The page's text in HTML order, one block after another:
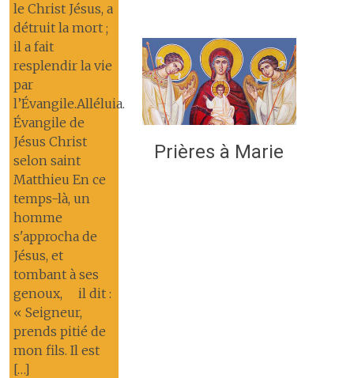
le Christ Jésus, a
détruit la mort ;
il a fait
resplendir la vie
par
l’Évangile.Alléluia.
Évangile de
Jésus Christ
selon saint
Matthieu En ce
temps-là, un
homme
s'approcha de
Jésus, et
tombant à ses
genoux, il dit :
« Seigneur,
prends pitié de
mon fils. Il est
[…]
Prières à Marie